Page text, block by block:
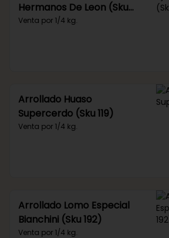
Hermanos De Leon (Sku
307)
Venta por 1/4 kg.
Arrollado Huaso
Supercerdo (Sku 119)
Venta por 1/4 kg.
Arrollado Lomo Especial
Bianchini (Sku 192)
Venta por 1/4 kg.